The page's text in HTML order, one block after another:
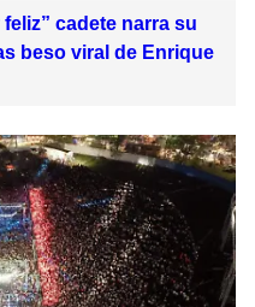
cadete narra su
beso viral de Enrique